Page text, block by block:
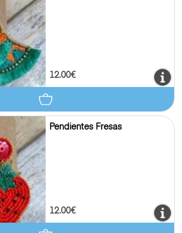
12.00€
Pendientes Fresas
12.00€